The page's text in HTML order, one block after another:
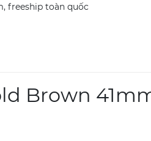
freeship toàn quốc
Brown